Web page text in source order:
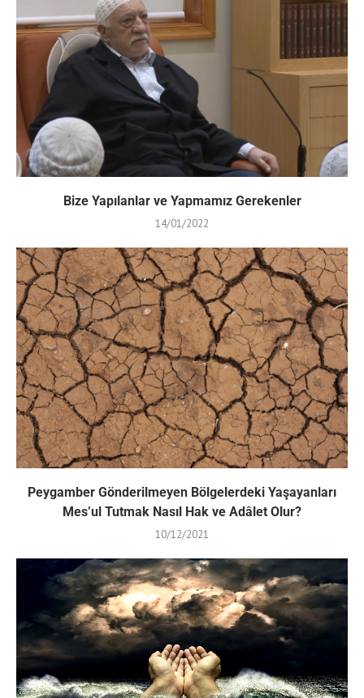
Bize Yapılanlar ve Yapmamız Gerekenler
14/01/2022
Peygamber Gönderilmeyen Bölgelerdeki Yaşayanları
Mes’ul Tutmak Nasıl Hak ve Adâlet Olur?
10/12/2021